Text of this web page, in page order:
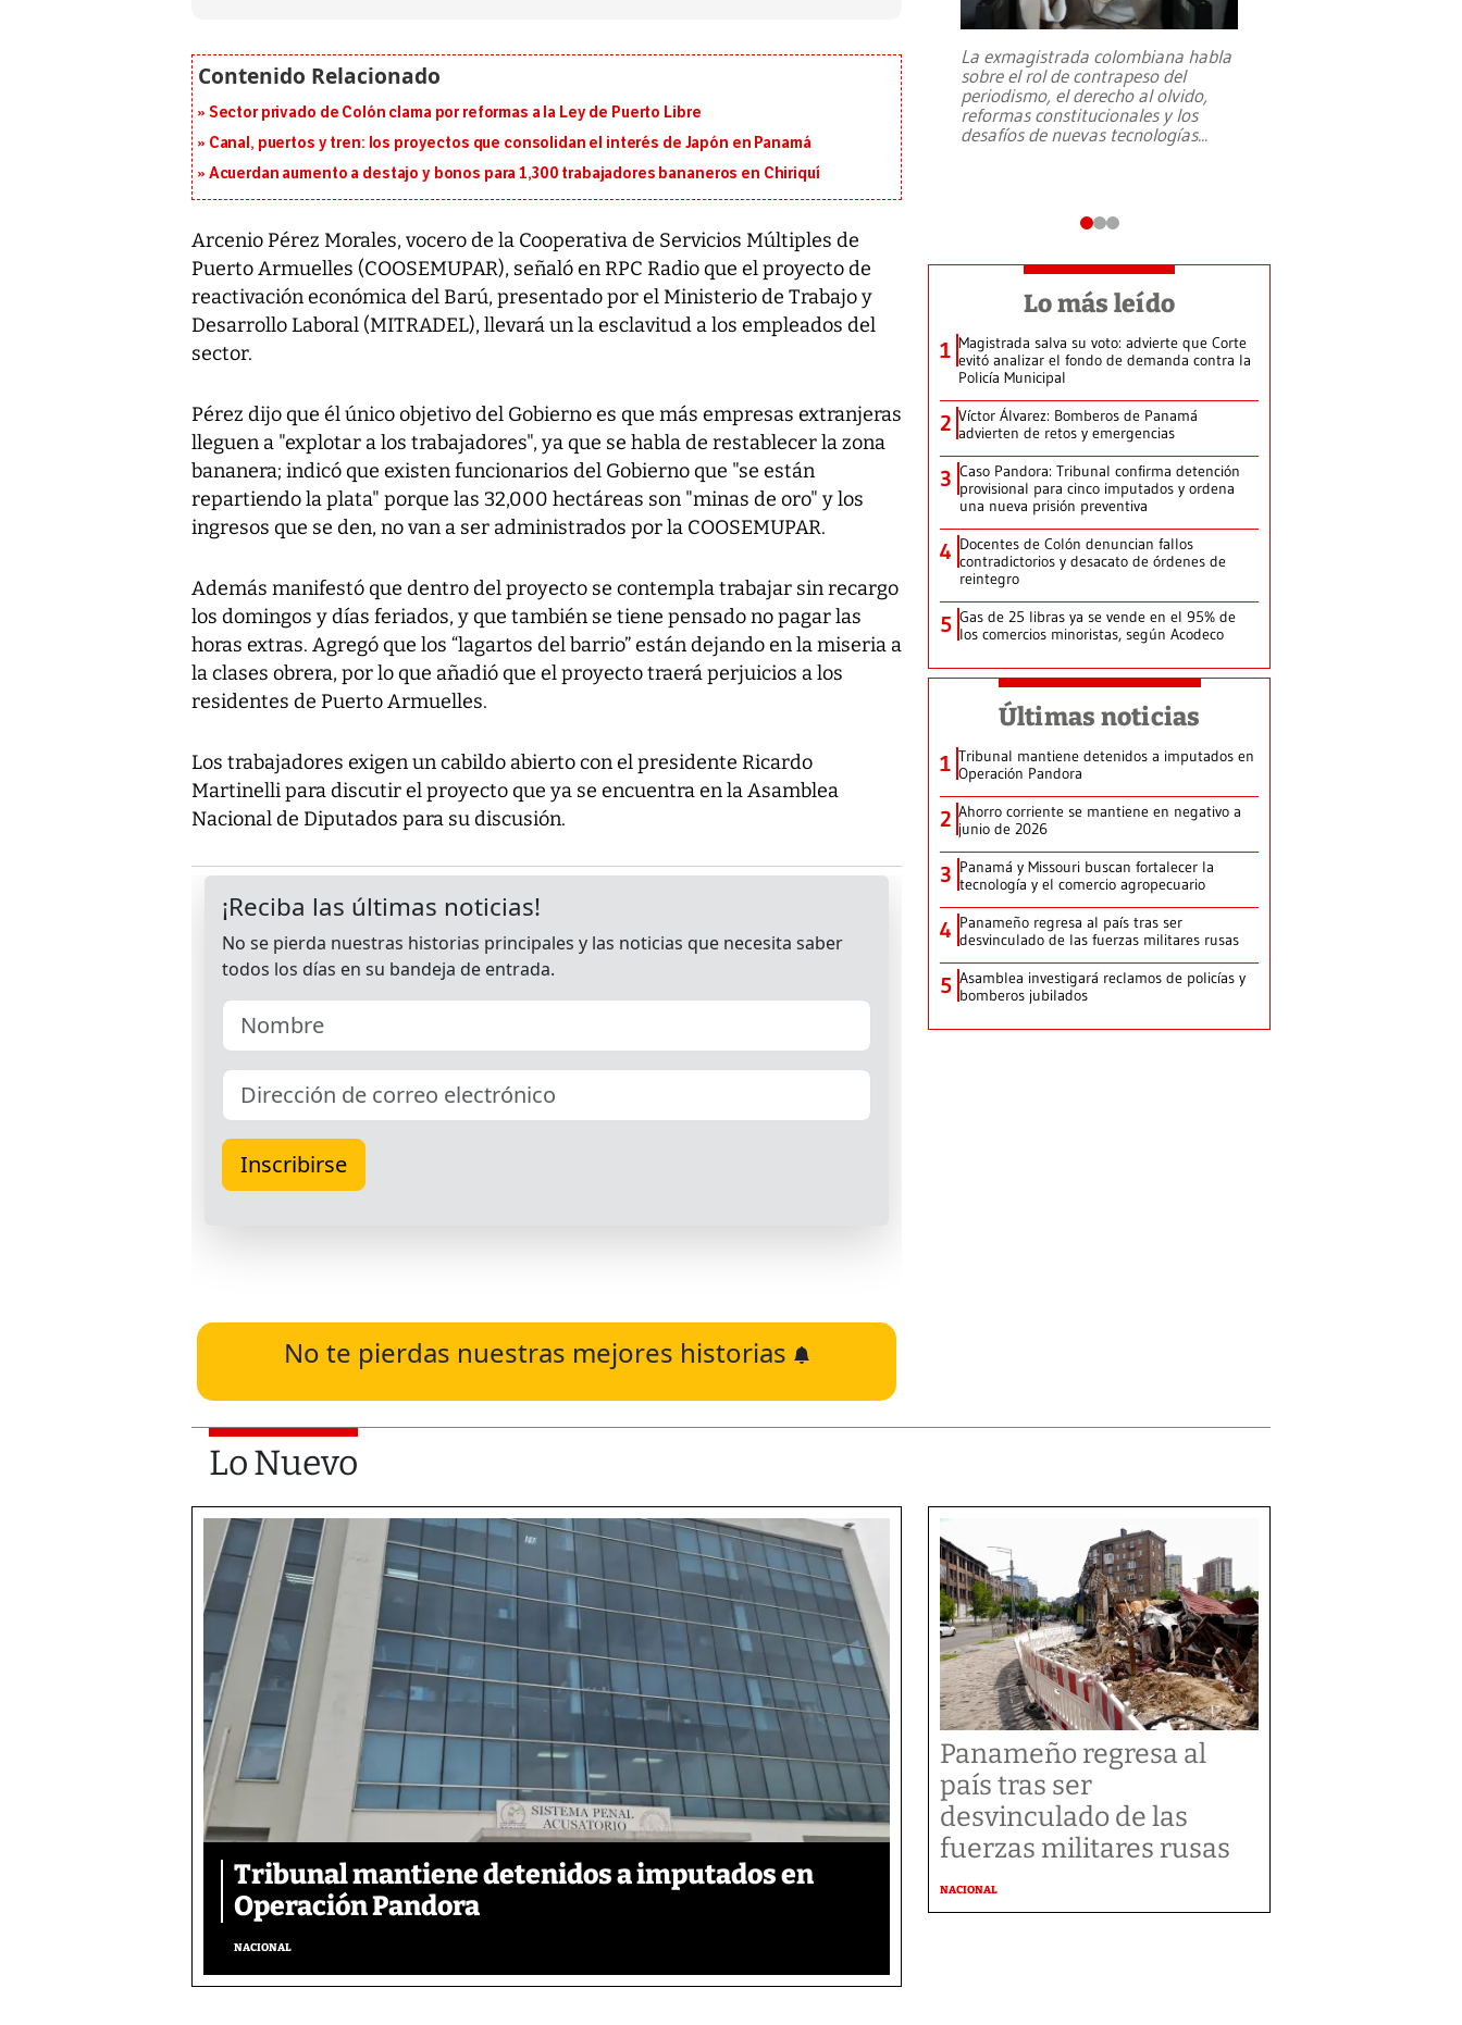
Sector privado de Colón clama por reformas a la Ley de Puerto Libre
Canal, puertos y tren: los proyectos que consolidan el interés de Japón en Panamá
Acuerdan aumento a destajo y bonos para 1,300 trabajadores bananeros en Chiriquí
Arcenio Pérez Morales, vocero de la Cooperativa de Servicios Múltiples de
Puerto Armuelles (COOSEMUPAR), señaló en RPC Radio que el proyecto de
reactivación económica del Barú, presentado por el Ministerio de Trabajo y
Desarrollo Laboral (MITRADEL), llevará un la esclavitud a los empleados del
sector.
Pérez dijo que él único objetivo del Gobierno es que más empresas extranjeras
lleguen a "explotar a los trabajadores", ya que se habla de restablecer la zona
bananera; indicó que existen funcionarios del Gobierno que "se están
repartiendo la plata" porque las 32,000 hectáreas son "minas de oro" y los
ingresos que se den, no van a ser administrados por la COOSEMUPAR.
Además manifestó que dentro del proyecto se contempla trabajar sin recargo
los domingos y días feriados, y que también se tiene pensado no pagar las
horas extras. Agregó que los “lagartos del barrio” están dejando en la miseria a
la clases obrera, por lo que añadió que el proyecto traerá perjuicios a los
residentes de Puerto Armuelles.
Los trabajadores exigen un cabildo abierto con el presidente Ricardo
Martinelli para discutir el proyecto que ya se encuentra en la Asamblea
Nacional de Diputados para su discusión.
No te pierdas nuestras mejores historias
al sur de Japón, provocando una
La exmagistrada colombiana habla
sobre el rol de contrapeso del
periodismo, el derecho al olvido,
reformas constitucionales y los
desafíos de nuevas tecnologías...
Lo más leído
1 Magistrada salva su voto: advierte que Corte
evitó analizar el fondo de demanda contra la
Policía Municipal
2 Víctor Álvarez: Bomberos de Panamá
advierten de retos y emergencias
3 Caso Pandora: Tribunal confirma detención
provisional para cinco imputados y ordena
una nueva prisión preventiva
4 Docentes de Colón denuncian fallos
contradictorios y desacato de órdenes de
reintegro
5 Gas de 25 libras ya se vende en el 95% de
los comercios minoristas, según Acodeco
Últimas noticias
1 Tribunal mantiene detenidos a imputados en
Operación Pandora
2 Ahorro corriente se mantiene en negativo a
junio de 2026
3 Panamá y Missouri buscan fortalecer la
tecnología y el comercio agropecuario
4 Panameño regresa al país tras ser
desvinculado de las fuerzas militares rusas
5 Asamblea investigará reclamos de policías y
bomberos jubilados
Lo Nuevo
Tribunal mantiene detenidos a imputados en
Operación Pandora
NACIONAL
Panameño regresa al
país tras ser
desvinculado de las
fuerzas militares rusas
NACIONAL